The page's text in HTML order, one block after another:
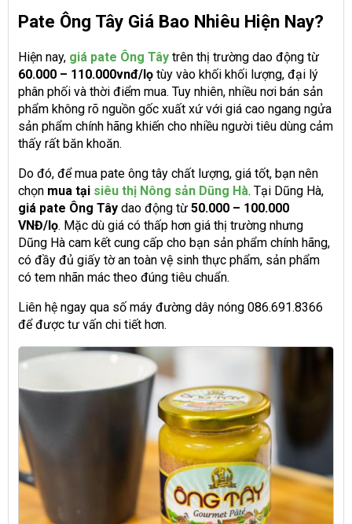
Pate Ông Tây Giá Bao Nhiêu Hiện Nay?
Hiện nay, giá pate Ông Tây trên thị trường dao động từ
60.000 – 110.000vnđ/lọ tùy vào khối khối lượng, đại lý
phân phối và thời điểm mua. Tuy nhiên, nhiều nơi bán sản
phẩm không rõ nguồn gốc xuất xứ với giá cao ngang ngửa
sản phẩm chính hãng khiến cho nhiều người tiêu dùng cảm
thấy rất băn khoăn.
Do đó, để mua pate ông tây chất lượng, giá tốt, bạn nên
chọn mua tại siêu thị Nông sản Dũng Hà. Tại Dũng Hà,
giá pate Ông Tây dao động từ 50.000 – 100.000
VNĐ/lọ. Mặc dù giá có thấp hơn giá thị trường nhưng
Dũng Hà cam kết cung cấp cho bạn sản phẩm chính hãng,
có đầy đủ giấy tờ an toàn vệ sinh thực phẩm, sản phẩm
có tem nhãn mác theo đúng tiêu chuẩn.
Liên hệ ngay qua số máy đường dây nóng 086.691.8366
để được tư vấn chi tiết hơn.